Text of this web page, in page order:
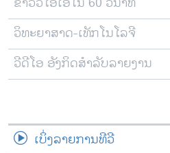
ວິທະຍາສາດ-ເທັກໂນໂລຈີ
ວີດີໂອ ອັງກິດສຳລັບລາຍງານ
ເບິ່ງລາຍການທີວີ